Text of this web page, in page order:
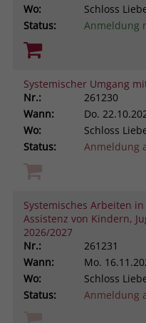
Wo:
Schloss
Status:
Anmeldung
Systemischer Umgang
Nr.:
261230
Wann:
Do.
Wo:
Schloss
Status:
Anmeldung
Systemisches Arbeiten
Assistenz von Kindern,
2026/2027
Nr.:
261231
Wann:
Mo.
Wo:
Schloss
Status:
Anmeldung